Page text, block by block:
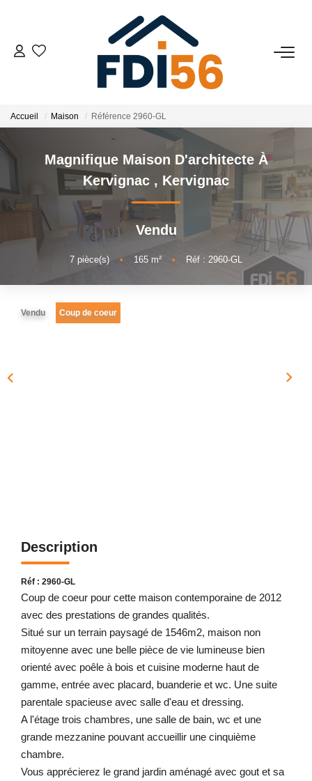
02 97 81 41 39
VENTES
Tous Nos Biens
Prestiges
Investisseurs
LOCATIONS
ESTIMATION
NOTRE AGENCE
Accueil Maison Référence 2960-GL
Magnifique Maison D'architecte À
Kervignac , Kervignac
Vendu
7 pièce(s) • 165 m² • Réf : 2960-GL
Vendu Coup de coeur
Description
Réf : 2960-GL
Coup de coeur pour cette maison contemporaine de 2012
avec des prestations de grandes qualités.
Situé sur un terrain paysagé de 1546m2, maison non
mitoyenne avec une belle pièce de vie lumineuse bien
orienté avec poêle à bois et cuisine moderne haut de
gamme, entrée avec placard, buanderie et wc. Une suite
parentale spacieuse avec salle d'eau et dressing.
A l'étage trois chambres, une salle de bain, wc et une
grande mezzanine pouvant accueillir une cinquième
chambre.
Vous apprécierez le grand jardin aménagé avec gout et sa